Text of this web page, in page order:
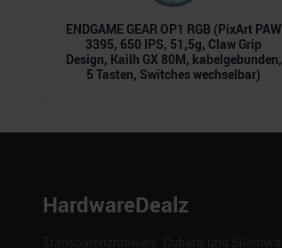
ENDGAME GEAR OP1 RGB (PixArt PAW
3395, 650 IPS, 51,5g, Claw Grip
Design, Kailh GX 80M, kabelgebunden,
5 Tasten, Switches wechselbar)
HardwareDealz